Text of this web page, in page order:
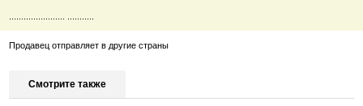
Продавец отправляет в другие страны
Смотрите также